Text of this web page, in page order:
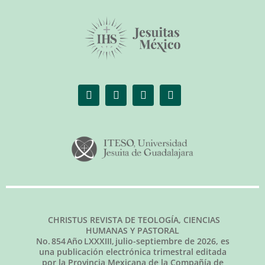
CHRISTUS REVISTA DE TEOLOGÍA, CIENCIAS
HUMANAS Y PASTORAL
No.854Año LXXXIII, julio-septiembre de 2026, es
una publicación electrónica trimestral editada
por la Provincia Mexicana de la Compañía de